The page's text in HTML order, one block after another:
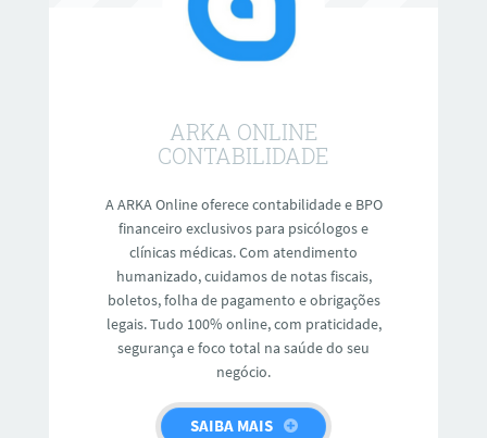
ARKA ONLINE
CONTABILIDADE
A ARKA Online oferece contabilidade e BPO
financeiro exclusivos para psicólogos e
clínicas médicas. Com atendimento
humanizado, cuidamos de notas fiscais,
boletos, folha de pagamento e obrigações
legais. Tudo 100% online, com praticidade,
segurança e foco total na saúde do seu
negócio.
SAIBA MAIS